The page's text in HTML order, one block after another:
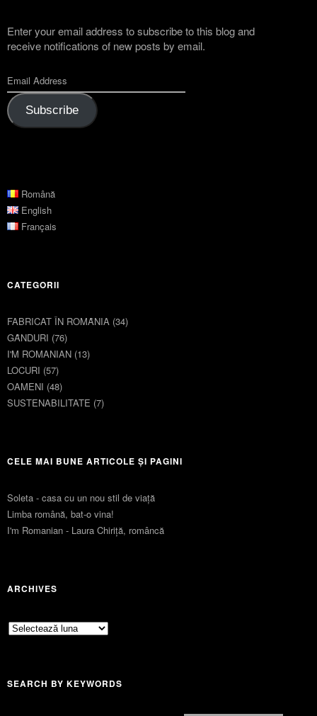
Enter your email address to subscribe to this blog and
receive notifications of new posts by email.
Subscribe
Română
English
Français
CATEGORII
FABRICAT ÎN ROMȂNIA (34)
GȂNDURI (76)
I'M ROMANIAN (13)
LOCURI (57)
OAMENI (48)
SUSTENABILITATE (7)
CELE MAI BUNE ARTICOLE ȘI PAGINI
Soleta - casa cu un nou stil de viaţă
Limba română, bat-o vina!
I'm Romanian - Laura Chiriță, româncă
ARCHIVES
Archives
SEARCH BY KEYWORDS